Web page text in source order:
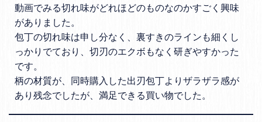
動画でみる切れ味がどれほどのものなのかすごく興味
がありました。
包丁の切れ味は申し分なく、裏すきのラインも細くし
っかりでており、切刃のエクボもなく研ぎやすかった
です。
柄の材質が、同時購入した出刃包丁よりザラザラ感が
あり残念でしたが、満足できる買い物でした。